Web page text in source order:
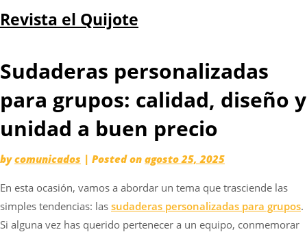
to
Revista el Quijote
Sudaderas personalizadas
para grupos: calidad, diseño y
unidad a buen precio
bycomunicados | Posted on agosto 25, 2025
En esta ocasión, vamos a abordar un tema que trasciende las
simples tendencias: las sudaderas personalizadas para grupos.
Si alguna vez has querido pertenecer a un equipo, conmemorar